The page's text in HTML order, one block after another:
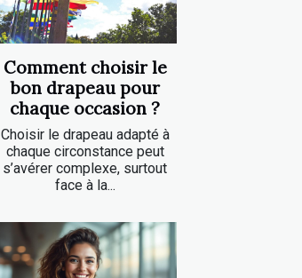
Comment choisir le
bon drapeau pour
chaque occasion ?
Choisir le drapeau adapté à
chaque circonstance peut
s’avérer complexe, surtout
face à la...